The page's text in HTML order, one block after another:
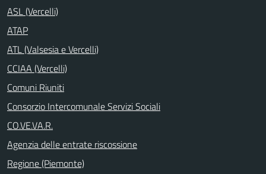
ASL (Vercelli)
ATAP
ATL (Valsesia e Vercelli)
CCIAA (Vercelli)
Comuni Riuniti
Consorzio Intercomunale Servizi Sociali
CO.VE.VA.R.
Agenzia delle entrate riscossione
Regione (Piemonte)